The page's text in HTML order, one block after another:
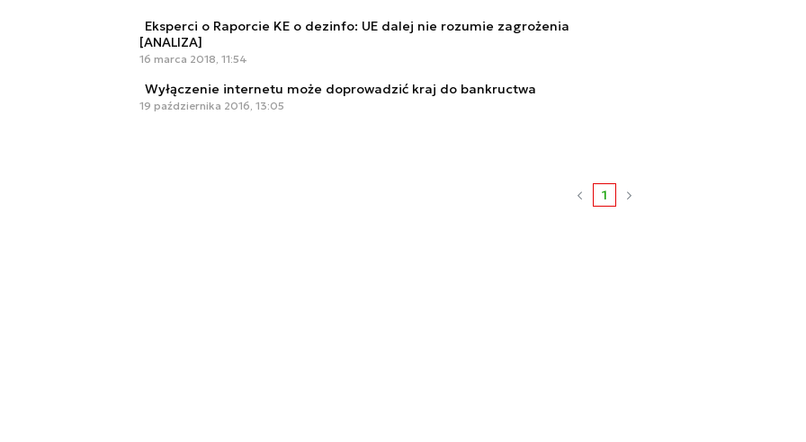
Eksperci o Raporcie KE o dezinfo: UE dalej nie rozumie zagrożenia
[ANALIZA]
16 marca 2018, 11:54
Wyłączenie internetu może doprowadzić kraj do bankructwa
19 października 2016, 13:05
1